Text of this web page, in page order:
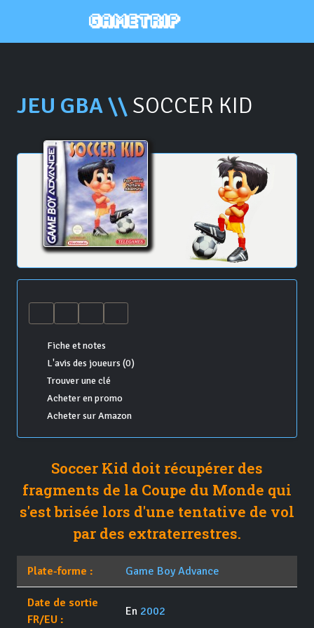
JEU GBA \\ SOCCER KID
Fiche et notes
L'avis des joueurs (0)
Trouver une clé
Acheter en promo
Acheter sur Amazon
Soccer Kid doit récupérer des
fragments de la Coupe du Monde qui
s'est brisée lors d'une tentative de vol
par des extraterrestres.
Plate-forme : Game Boy Advance
Date de sortie
FR/EU :
En 2002